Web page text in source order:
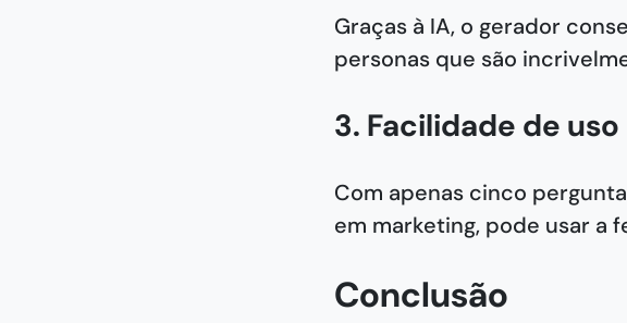
Graças à IA, o gerador
personas que são
3. Facilidade de uso
Com apenas cinco
em marketing, pode usar a
Conclusão